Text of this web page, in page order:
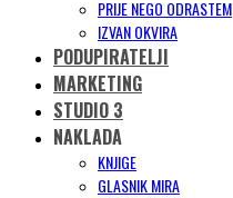
PRIJE NEGO ODRASTEM
IZVAN OKVIRA
PODUPIRATELJI
MARKETING
STUDIO 3
NAKLADA
KNJIGE
GLASNIK MIRA